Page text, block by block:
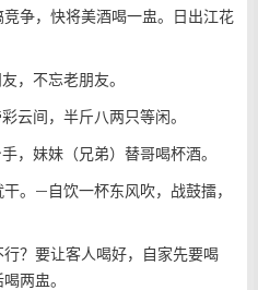
争，快将美酒喝一盅。日出江花
，不忘老朋友。
云间，半斤八两只等闲。
，妹妹（兄弟）替哥喝杯酒。
。—自饮一杯东风吹，战鼓擂，
？要让客人喝好，自家先要喝
两盅。